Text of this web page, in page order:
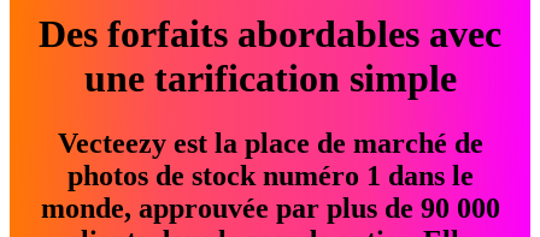
Des forfaits abordables avec
une tarification simple
Vecteezy est la place de marché de
photos de stock numéro 1 dans le
monde, approuvée par plus de 90 000